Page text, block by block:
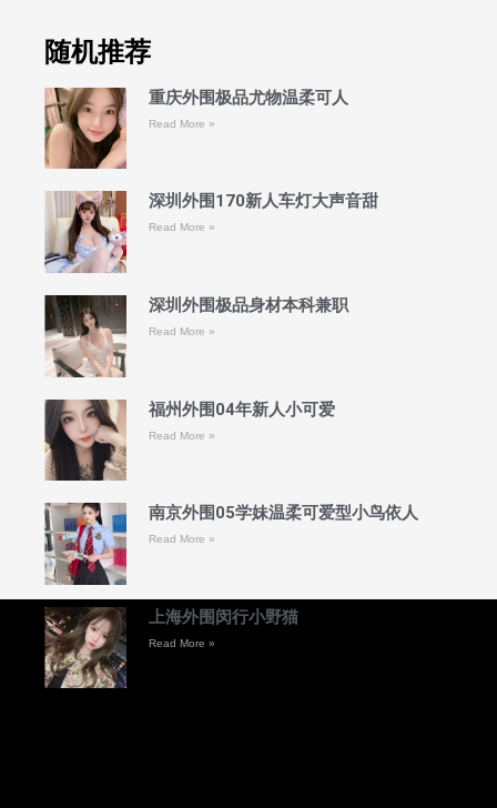
随机推荐
重庆外围极品尤物温柔可人
Read More »
深圳外围170新人车灯大声音甜
Read More »
深圳外围极品身材本科兼职
Read More »
福州外围04年新人小可爱
Read More »
南京外围05学妹温柔可爱型小鸟依人
Read More »
上海外围闵行小野猫
Read More »